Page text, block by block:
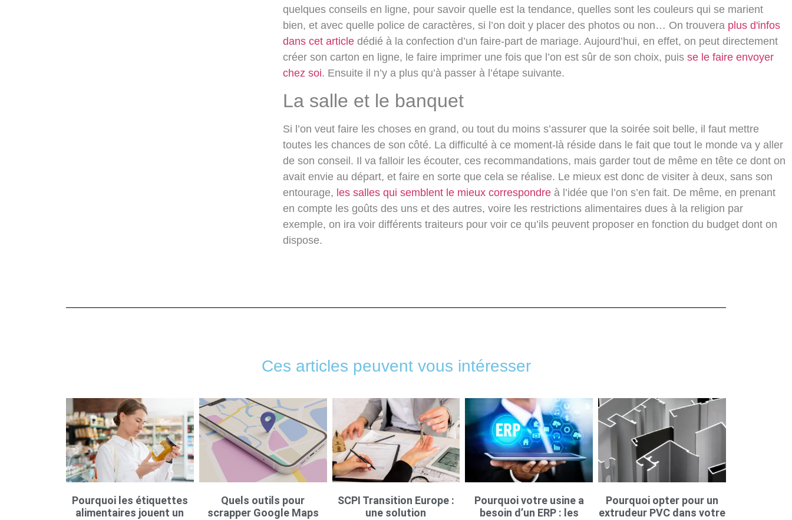
quelques conseils en ligne, pour savoir quelle est la tendance, quelles sont les couleurs qui se marient
bien, et avec quelle police de caractères, si l’on doit y placer des photos ou non… On trouvera plus d'infos
dans cet article dédié à la confection d’un faire-part de mariage. Aujourd’hui, en effet, on peut directement
créer son carton en ligne, le faire imprimer une fois que l’on est sûr de son choix, puisse le faire envoyer
chez soi. Ensuite il n’y a plus qu’à passer à l’étape suivante.
La salle et le banquet
Si l’on veut faire les choses en grand, ou tout du moins s’assurer que la soirée soit belle, il faut mettre
toutes les chances de son côté. La difficulté à ce moment-là réside dans le fait que tout le monde va y aller
de son conseil. Il va falloir les écouter, ces recommandations, mais garder tout de même en tête ce dont on
avait envie au départ, et faire en sorte que cela se réalise. Le mieux est donc de visiter à deux, sans son
entourage, les salles qui semblent le mieux correspondre à l’idée que l’on s’en fait. De même, en prenant
en compte les goûts des uns et des autres, voire les restrictions alimentaires dues à la religion par
exemple, on ira voir différents traiteurs pour voir ce qu’ils peuvent proposer en fonction du budget dont on
dispose.
Ces articles peuvent vous intéresser
Pourquoi les étiquettes
alimentaires jouent un
Quels outils pour
scrapper Google Maps
SCPI Transition Europe :
une solution
Pourquoi votre usine a
besoin d’un ERP : les
Pourquoi opter pour un
extrudeur PVC dans votre